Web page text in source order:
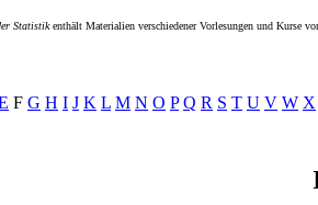
Statistikenthält Materialien verschiedener Vorlesungen und Kurse
F G H I J K L M N O P Q R S T U V W X